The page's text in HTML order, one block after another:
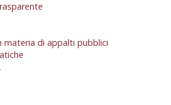
materia di appalti pubblici